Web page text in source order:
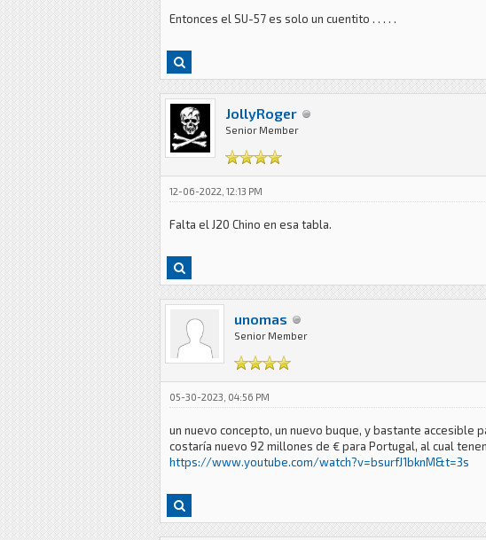
Entonces el SU-57 es solo un cuentito . . . . .
JollyRoger
Senior Member
12-06-2022, 12:13 PM
Falta el J20 Chino en esa tabla.
unomas
Senior Member
05-30-2023, 04:56 PM
un nuevo concepto, un nuevo buque, y bastante accesible
costaría nuevo 92 millones de € para Portugal, al cual
https://www.youtube.com/watch?v=bsurfJ1bknM&t=3s